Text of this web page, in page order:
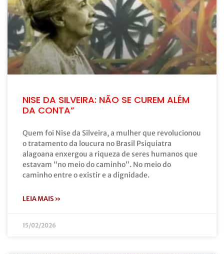
NISE DA SILVEIRA: NÃO SE CUREM ALÉM
DA CONTA”
Quem foi Nise da Silveira, a mulher que revolucionou
o tratamento da loucura no Brasil Psiquiatra
alagoana enxergou a riqueza de seres humanos que
estavam “no meio do caminho”. No meio do
caminho entre o existir e a dignidade.
LEIA MAIS »
15/02/2026